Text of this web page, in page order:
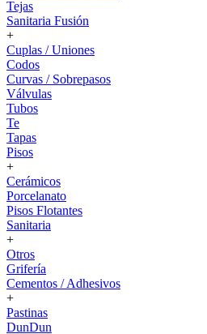
Tejas
Sanitaria Fusión
+
Cuplas / Uniones
Codos
Curvas / Sobrepasos
Válvulas
Tubos
Te
Tapas
Pisos
+
Cerámicos
Porcelanato
Pisos Flotantes
Sanitaria
+
Otros
Grifería
Cementos / Adhesivos
+
Pastinas
DunDun